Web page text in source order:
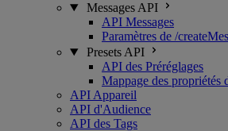
Messages API
API Messages
Paramètres de /
Presets API
API des Préréglages
Mappage des propriétés
API Appareil
API d'Audience
API des Tags